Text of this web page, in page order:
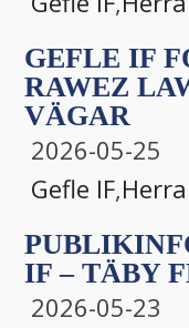
GEFLE IF
RAWEZ
VÄGAR
2026-05-25
Gefle IF,
IF – TÄBY
2026-05-23